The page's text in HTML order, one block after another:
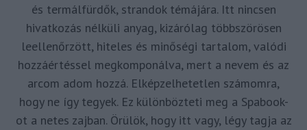
és termálfürdők, strandok témájára. Itt nincsen
hivatkozás nélküli anyag, kizárólag többszörösen
leellenőrzött, hiteles és minőségi tartalom, valódi
hozzáértéssel megkomponálva, mert a nevem és az
arcom adom hozzá. Elképzelhetetlen számomra,
hogy ne így tegyek. Ez különbözteti meg a Spabook-
ot a netes zajban. Örülök, hogy itt vagy, légy tagja az